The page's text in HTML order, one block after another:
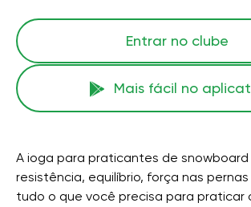
Entrar no clube
Mais fácil no
A ioga para praticantes de snowboard
resistência, equilíbrio, força nas
tudo o que você precisa para praticar